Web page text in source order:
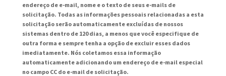
endereço de e-mail, nome e o texto de seus e-mails de
solicitação. Todas as informações pessoais relacionadas a esta
solicitação serão automaticamente excluídas de nossos
sistemas dentro de 120 dias, a menos que você especifique de
outra forma e sempre tenha a opção de excluir esses dados
imediatamente. Nós coletamos essa informação
automaticamente adicionando um endereço de e-mail especial
no campo CC do e-mail de solicitação.